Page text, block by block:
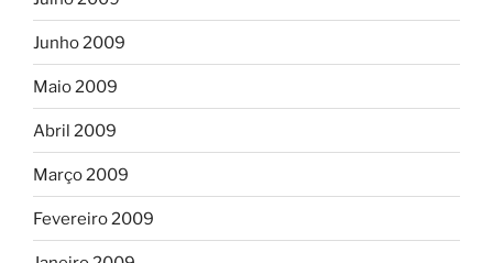
Junho 2009
Maio 2009
Abril 2009
Março 2009
Fevereiro 2009